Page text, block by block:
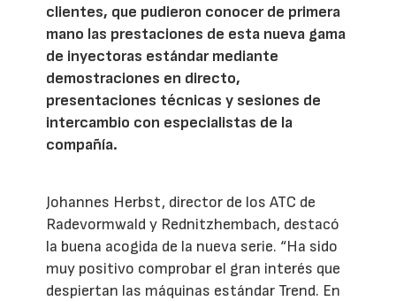
clientes, que pudieron conocer de primera
mano las prestaciones de esta nueva gama
de inyectoras estándar mediante
demostraciones en directo,
presentaciones técnicas y sesiones de
intercambio con especialistas de la
compañía.
Johannes Herbst, director de los ATC de
Radevormwald y Rednitzhembach, destacó
la buena acogida de la nueva serie. “Ha sido
muy positivo comprobar el gran interés que
despiertan las máquinas estándar Trend. En